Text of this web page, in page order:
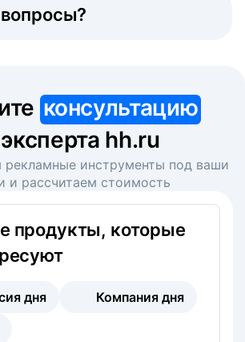
консультацию
hh.ru
инструменты под ваши
и рассчитаем стоимость
продукты, которые
дня
Компания дня